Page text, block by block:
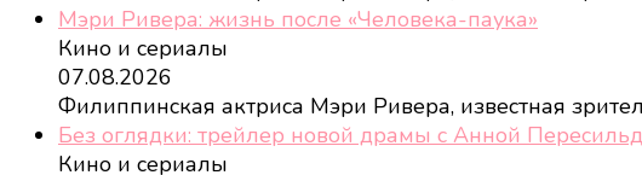
Мэри Ривера: жизнь после «Человека-паука»
Кино и сериалы
07.08.2026
Филиппинская актриса Мэри Ривера, известная
Без оглядки: трейлер новой драмы с Анной Пересильд
Кино и сериалы